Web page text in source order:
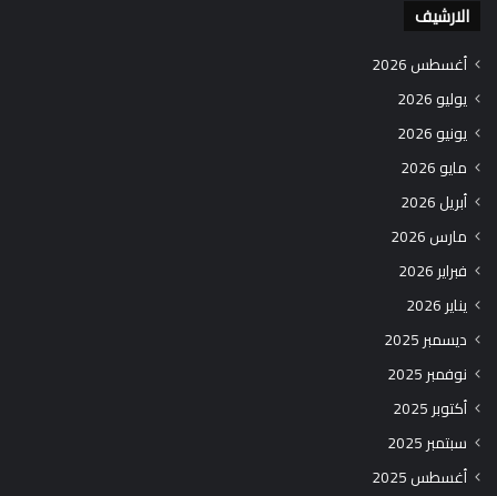
الارشيف
أغسطس 2026
يوليو 2026
يونيو 2026
مايو 2026
أبريل 2026
مارس 2026
فبراير 2026
يناير 2026
ديسمبر 2025
نوفمبر 2025
أكتوبر 2025
سبتمبر 2025
أغسطس 2025